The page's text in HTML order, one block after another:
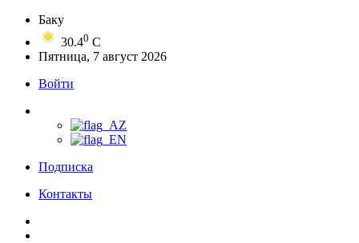
Баку
30.40 C
Пятница, 7 август 2026
Войти
Подписка
Контакты